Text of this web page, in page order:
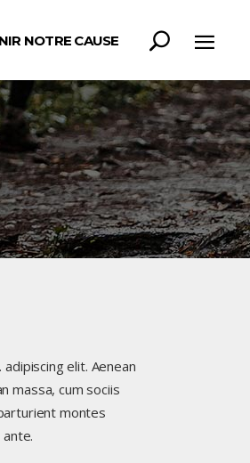
NOTRE CAUSE
elit. Aenean
massa, cum sociis
montes